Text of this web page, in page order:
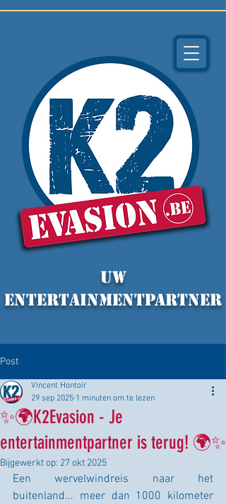
Uw
ENTERTAINMENTpartner
Post
✨🌍K2Evasion - Je
entertainmentpartner is terug! 🌍✨
Vincent Hontoir
29 sep 2025 1 minuten om te lezen
Bijgewerkt op: 27 okt 2025
Een wervelwindreis naar het
buitenland... meer dan 1000 kilometer